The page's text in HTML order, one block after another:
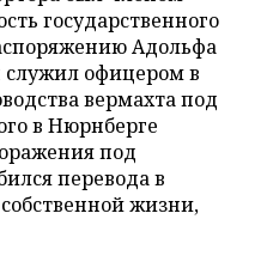
государственного
Адольфа
служил офицером в
вермахта под
в Нюрнберге
под
перевода в
жизни,